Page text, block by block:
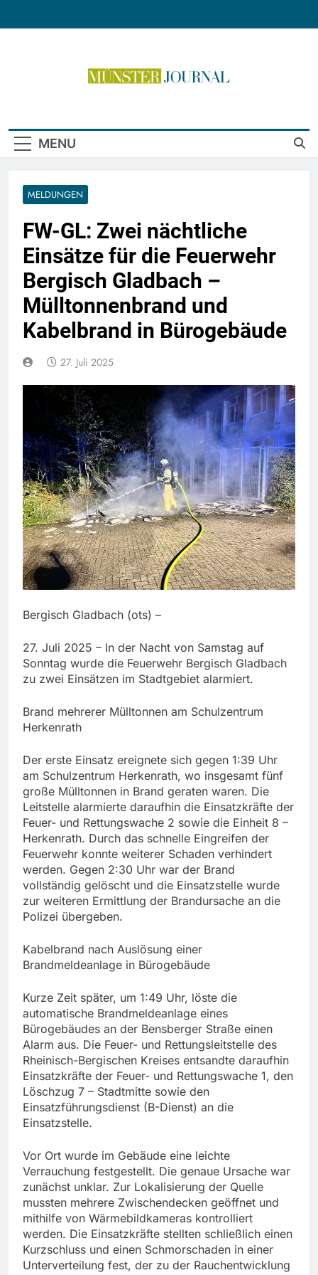
MENU
MELDUNGEN
FW-GL: Zwei nächtliche
Einsätze für die Feuerwehr
Bergisch Gladbach –
Mülltonnenbrand und
Kabelbrand in Bürogebäude
27. Juli 2025
Bergisch Gladbach (ots) –
27. Juli 2025 – In der Nacht von Samstag auf
Sonntag wurde die Feuerwehr Bergisch Gladbach
zu zwei Einsätzen im Stadtgebiet alarmiert.
Brand mehrerer Mülltonnen am Schulzentrum
Herkenrath
Der erste Einsatz ereignete sich gegen 1:39 Uhr
am Schulzentrum Herkenrath, wo insgesamt fünf
große Mülltonnen in Brand geraten waren. Die
Leitstelle alarmierte daraufhin die Einsatzkräfte der
Feuer- und Rettungswache 2 sowie die Einheit 8 –
Herkenrath. Durch das schnelle Eingreifen der
Feuerwehr konnte weiterer Schaden verhindert
werden. Gegen 2:30 Uhr war der Brand
vollständig gelöscht und die Einsatzstelle wurde
zur weiteren Ermittlung der Brandursache an die
Polizei übergeben.
Kabelbrand nach Auslösung einer
Brandmeldeanlage in Bürogebäude
Kurze Zeit später, um 1:49 Uhr, löste die
automatische Brandmeldeanlage eines
Bürogebäudes an der Bensberger Straße einen
Alarm aus. Die Feuer- und Rettungsleitstelle des
Rheinisch-Bergischen Kreises entsandte daraufhin
Einsatzkräfte der Feuer- und Rettungswache 1, den
Löschzug 7 – Stadtmitte sowie den
Einsatzführungsdienst (B-Dienst) an die
Einsatzstelle.
Vor Ort wurde im Gebäude eine leichte
Verrauchung festgestellt. Die genaue Ursache war
zunächst unklar. Zur Lokalisierung der Quelle
mussten mehrere Zwischendecken geöffnet und
mithilfe von Wärmebildkameras kontrolliert
werden. Die Einsatzkräfte stellten schließlich einen
Kurzschluss und einen Schmorschaden in einer
Unterverteilung fest, der zu der Rauchentwicklung